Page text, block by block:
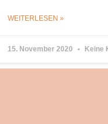
WEITERLESEN »
15. November 2020 Keine